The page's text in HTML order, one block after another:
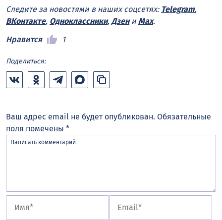
Следите за новостями в наших соцсетях: Telegram,
ВКонтакте, Одноклассники, Дзени Max.
Нравится
1
Поделиться:
Ваш адрес email не будет опубликован. Обязательные
поля помечены *